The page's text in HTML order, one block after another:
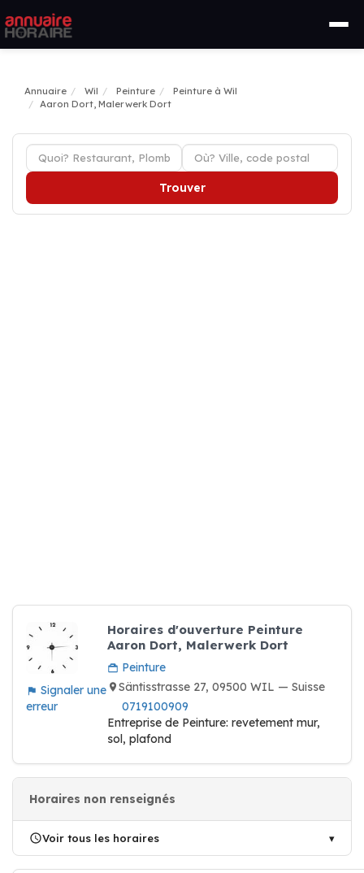
Annuaire Wil Peinture
Peinture à Wil
Aaron Dort, Malerwerk Dort
Trouver
Signaler une
erreur
Horaires d'ouverture Peinture
Aaron Dort, Malerwerk Dort
Peinture
Säntisstrasse 27, 09500 WIL — Suisse
0719100909
Entreprise de Peinture: revetement mur,
sol, plafond
Horaires non renseignés
Voir tous les horaires